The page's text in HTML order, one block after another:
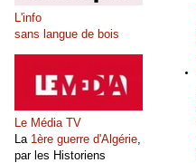
L'info
sans langue de bois
Le Média TV
La 1ère guerre d'Algérie
par les Historiens